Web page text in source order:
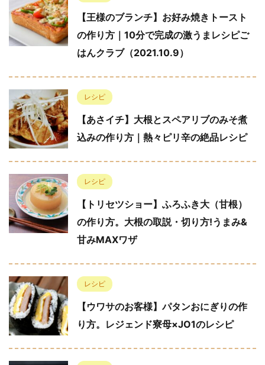
【王様のブランチ】お好み焼きトースト
の作り方｜10分で完成の激うまレシピご
はんクラブ（2021.10.9）
レシピ
【あさイチ】大根とスペアリブのみそ煮
込みの作り方｜熱々ピリ辛の絶品レシピ
レシピ
【トリセツショー】ふろふき大（甘根）
の作り方。大根の取説・切り方!うまみ&
甘みMAXワザ
レシピ
【ウワサのお客様】パタンおにぎりの作
り方。レジェンド寮母×JO1のレシピ